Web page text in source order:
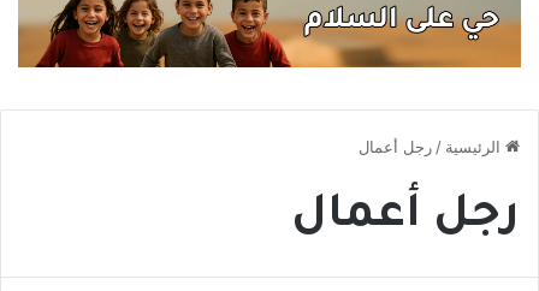
الرئيسية / رجل أعمال
رجل أعمال